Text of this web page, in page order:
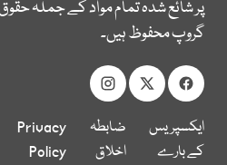
پر شائع شدہ تمام مواد کے جملہ
گروپ محفوظ ہیں۔
ایکسپریس
کے بارے
ضابطہ
اخلاق
Privacy
Policy